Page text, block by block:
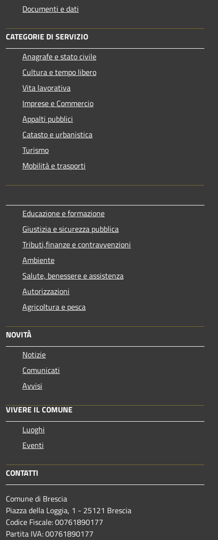
Documenti e dati
CATEGORIE DI SERVIZIO
Anagrafe e stato civile
Cultura e tempo libero
Vita lavorativa
Imprese e Commercio
Appalti pubblici
Catasto e urbanistica
Turismo
Mobilità e trasporti
Educazione e formazione
Giustizia e sicurezza pubblica
Tributi,finanze e contravvenzioni
Ambiente
Salute, benessere e assistenza
Autorizzazioni
Agricoltura e pesca
NOVITÀ
Notizie
Comunicati
Avvisi
VIVERE IL COMUNE
Luoghi
Eventi
CONTATTI
Comune di Brescia
Piazza della Loggia, 1 - 25121 Brescia
Codice Fiscale: 00761890177
Partita IVA: 00761890177